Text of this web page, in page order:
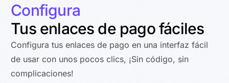
Configura
Tus enlaces de pago fáciles
Configura tus enlaces de pago en una interfaz fácil
de usar con unos pocos clics, ¡Sin código, sin
complicaciones!